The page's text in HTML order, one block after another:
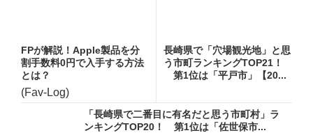
FPが解説！Apple製品を分
割手数料0円で入手する方法
とは？
(Fav-Log)
長崎県で「穴場観光地」と思
う市町ランキングTOP21！
第1位は「平戸市」【20...
「長崎県で二番目に有名だと思う市町村」ラ
ンキングTOP20！ 第1位は「佐世保市...